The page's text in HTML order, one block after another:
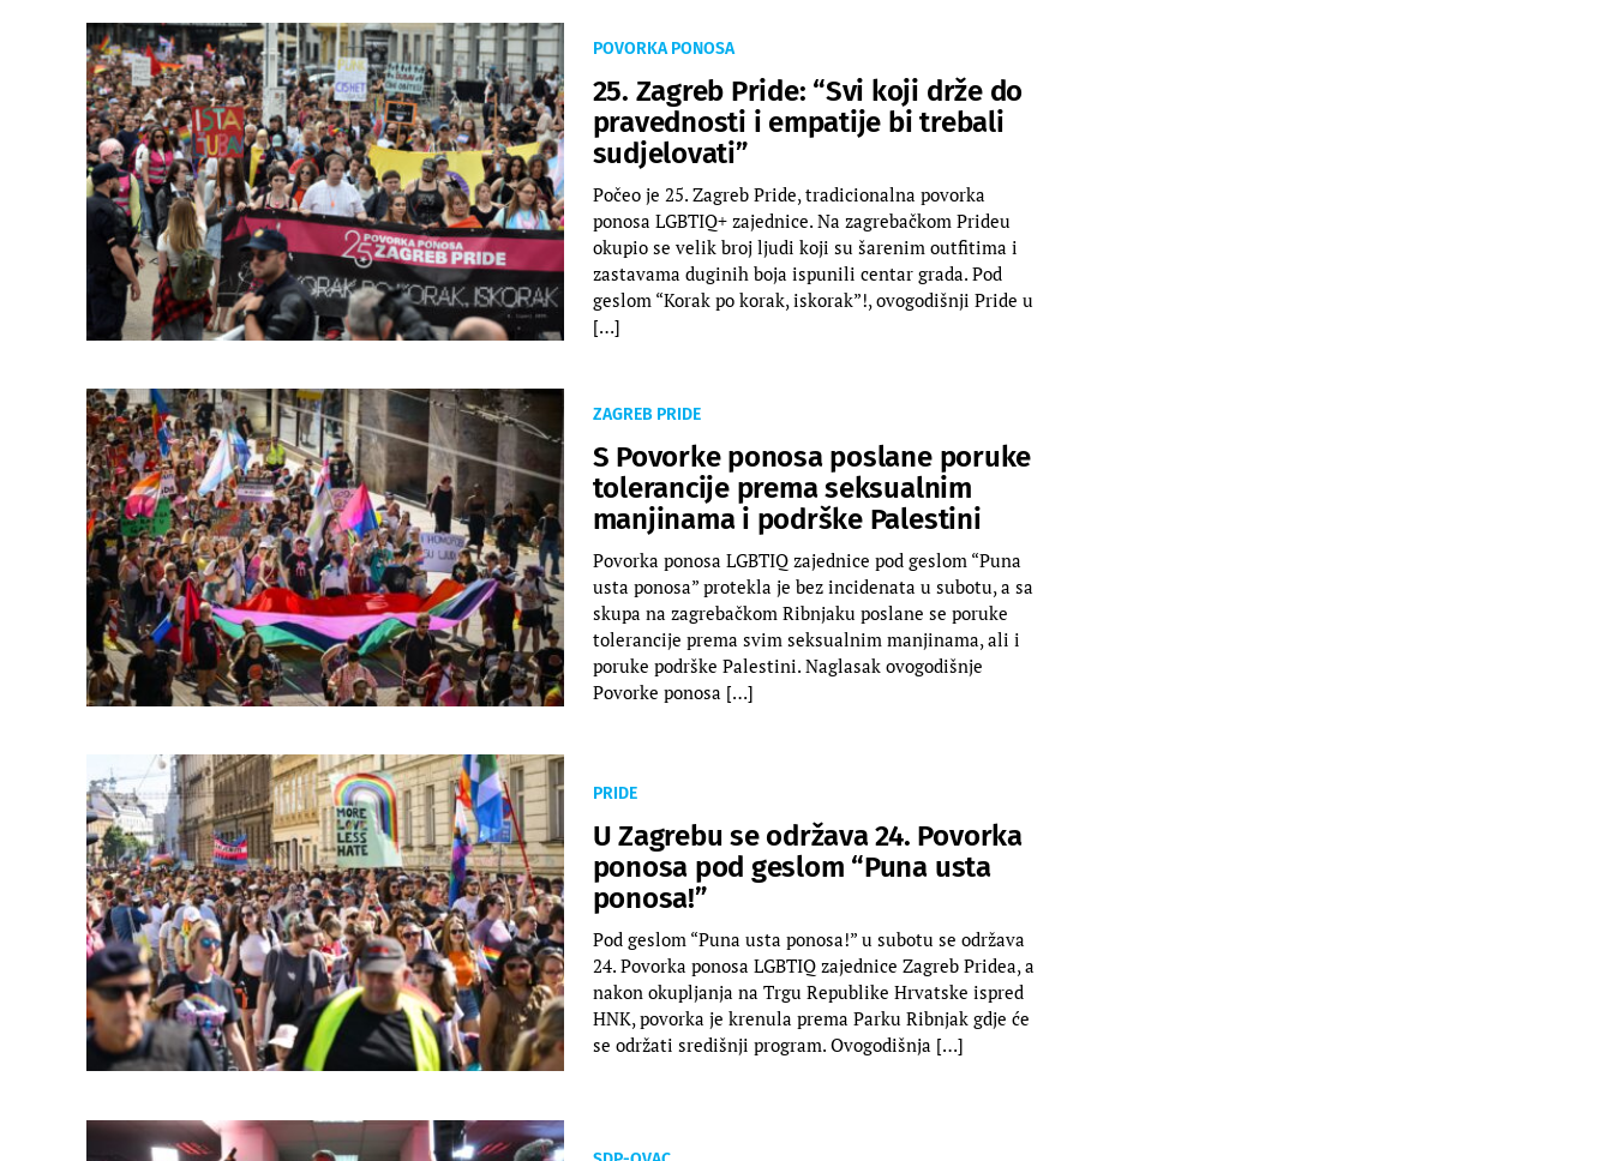
POVORKA PONOSA
25. Zagreb Pride: “Svi koji drže do
pravednosti i empatije bi trebali
sudjelovati”
Počeo je 25. Zagreb Pride, tradicionalna povorka
ponosa LGBTIQ+ zajednice. Na zagrebačkom Prideu
okupio se velik broj ljudi koji su šarenim outfitima i
zastavama duginih boja ispunili centar grada. Pod
geslom “Korak po korak, iskorak”!, ovogodišnji Pride u
[…]
ZAGREB PRIDE
S Povorke ponosa poslane poruke
tolerancije prema seksualnim
manjinama i podrške Palestini
Povorka ponosa LGBTIQ zajednice pod geslom “Puna
usta ponosa” protekla je bez incidenata u subotu, a sa
skupa na zagrebačkom Ribnjaku poslane se poruke
tolerancije prema svim seksualnim manjinama, ali i
poruke podrške Palestini. Naglasak ovogodišnje
Povorke ponosa […]
PRIDE
U Zagrebu se održava 24. Povorka
ponosa pod geslom “Puna usta
ponosa!”
Pod geslom “Puna usta ponosa!” u subotu se održava
24. Povorka ponosa LGBTIQ zajednice Zagreb Pridea, a
nakon okupljanja na Trgu Republike Hrvatske ispred
HNK, povorka je krenula prema Parku Ribnjak gdje će
se održati središnji program. Ovogodišnja […]